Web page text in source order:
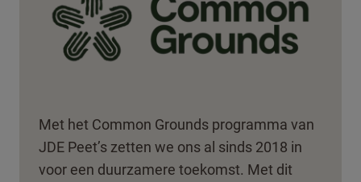
Met het Common Grounds programma van
JDE Peet’s zetten we ons al sinds 2018 in
voor een duurzamere toekomst. Met dit